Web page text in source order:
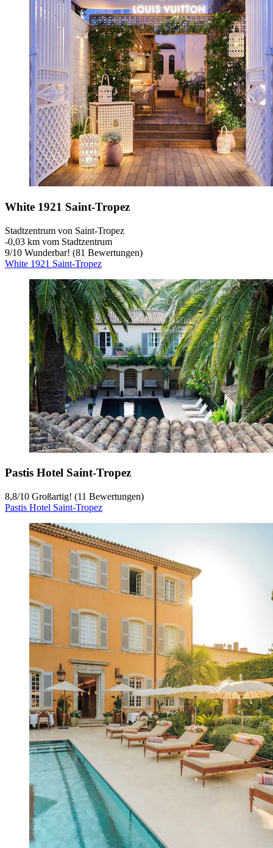
White 1921 Saint-Tropez
Stadtzentrum von Saint-Tropez
‐0,03 km vom Stadtzentrum
9/10 Wunderbar! (81 Bewertungen)
White 1921 Saint-Tropez
Pastis Hotel Saint-Tropez
8,8/10 Großartig! (11 Bewertungen)
Pastis Hotel Saint-Tropez